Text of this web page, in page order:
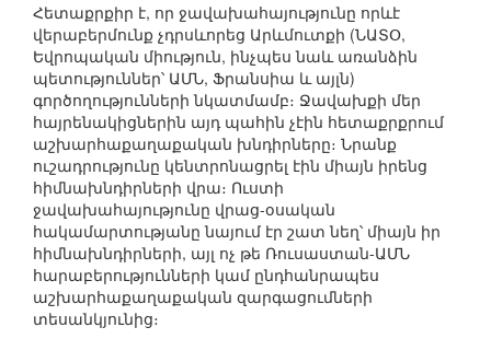
Հետաքրքիր է, որ ջավախահայությունը որևէ
վերաբերմունք չդրսևորեց Արևմուտքի (ՆԱՏՕ,
Եվրոպական միություն, ինչպես նաև առանձին
պետություններ՝ ԱՄՆ, Ֆրանսիա և այլն)
գործողությունների նկատմամբ։ Ջավախքի մեր
հայրենակիցներին այդ պահին չէին հետաքրքրում
աշխարհաքաղաքական խնդիրները։ Նրանք
ուշադրությունը կենտրոնացրել էին միայն իրենց
հիմնախնդիրների վրա։ Ուստի
ջավախահայությունը վրաց-օսական
հակամարտությանը նայում էր շատ նեղ՝ միայն իր
հիմնախնդիրների, այլ ոչ թե Ռուսաստան-ԱՄՆ
հարաբերությունների կամ ընդհանրապես
աշխարհաքաղաքական զարգացումների
տեսանկյունից։